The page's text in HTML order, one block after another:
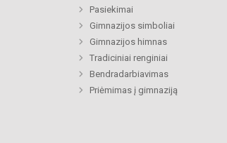
Pasiekimai
Gimnazijos simboliai
Gimnazijos himnas
Tradiciniai renginiai
Bendradarbiavimas
Priėmimas į gimnaziją